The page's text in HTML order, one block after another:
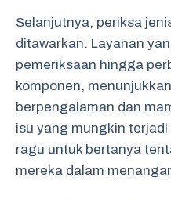
Selanjutnya, periksa
ditawarkan. Layanan
pemeriksaan hingga
komponen,
berpengalaman dan
isu yang mungkin
ragu untuk bertanya
mereka dalam